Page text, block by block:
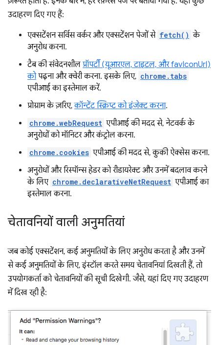
उदाहरण दिए गए हैं:
एक्सटेंशन सर्विस वर्कर और एक्सटेंशन पेजों से fetch() के
अनुरोध करना.
टैब की संवेदनशील प्रॉपर्टी (यूआरएल, टाइटल, और favIconUrl)
कोपढ़ना और क्वेरी करना. इसके लिए, chrome.tabs
एपीआई का इस्तेमाल करें.
प्रोग्राम के ज़रिए,कॉन्टेंट स्क्रिप्ट को इंजेक्ट करना.
chrome.webRequest एपीआई की मदद से, नेटवर्क के
अनुरोधों को मॉनिटर और कंट्रोल करना.
chrome.cookies एपीआई की मदद से, कुकी ऐक्सेस करना.
अनुरोधों और रिस्पॉन्स हेडर को रीडायरेक्ट और उनमें बदलाव करने
के लिए chrome.declarativeNetRequest एपीआई का
इस्तेमाल करना.
चेतावनियों वाली अनुमतियां
जब कोई एक्सटेंशन, कई अनुमतियों के लिए अनुरोध करता है और उनमें
से कई अनुमतियों के लिए, इंस्टॉल करते समय चेतावनियां दिखती हैं, तो
उपयोगकर्ता को चेतावनियों की सूची दिखेगी. जैसे, यहां दिए गए उदाहरण
में दिख रही है: